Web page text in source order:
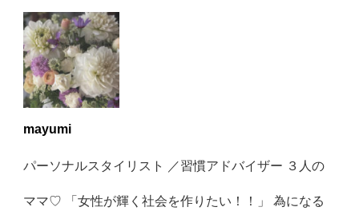
mayumi
パーソナルスタイリスト ／習慣アドバイザー ３人の
ママ♡ 「女性が輝く社会を作りたい！！」 為になる